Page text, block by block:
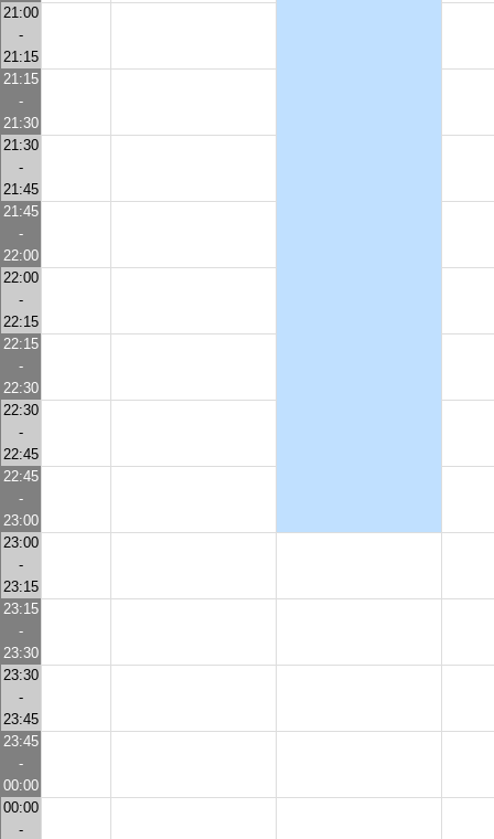
21:00
-
21:15
21:15
-
21:30
21:30
-
21:45
21:45
-
22:00
22:00
-
22:15
22:15
-
22:30
22:30
-
22:45
22:45
-
23:00
23:00
-
23:15
23:15
-
23:30
23:30
-
23:45
23:45
-
00:00
00:00
-